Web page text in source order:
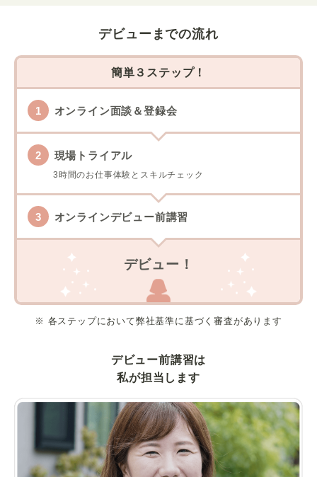
デビューまでの流れ
簡単３ステップ！
オンライン面談＆登録会
現場トライアル
3時間のお仕事体験とスキルチェック
オンラインデビュー前講習
デビュー！
※ 各ステップにおいて弊社基準に基づく審査があります
デビュー前講習は
私が担当します